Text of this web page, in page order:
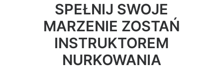
SPEŁNIJ SWOJE
MARZENIE ZOSTAŃ
INSTRUKTOREM
NURKOWANIA